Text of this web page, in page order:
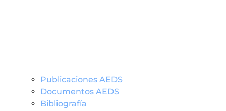
Publicaciones AEDS
Documentos AEDS
Bibliografía